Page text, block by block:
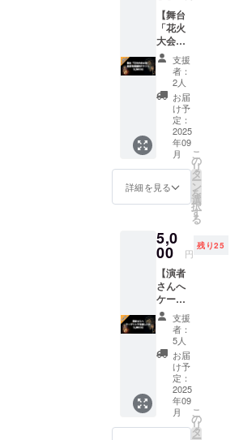
全ての
ご支援
者様に
メール
送信完
了後、
活動報
告でご
連絡い
たしま
す。 ※
キャリ
（@doc
omo.ne.
b.ne.jp
／
@softb
ank.ne.j
p 等）
をご登
録の場
合、
メール
が届か
ないこ
とがあ
りま
す。 →
Gmailや
セージ
をお願
いいた
しま
す。 応
援メッ
セージ
の宛先
は、ど
なたか
演者さ
ん個人
宛で
演者さ
ん全員
ちらで
も構い
ませ
ん。あ
なたの
応援
メッ
セージ
が演者
さんの
更なる
活力に
繋がり
ます。
そんな
尊いお
気持ち
に、深
く敬意
を表し
ます。
よろし
けれ
ば、こ
れから
舞台稽
古に励
む演者
ンク差
し入れ
として
の支援
をお願
いいた
しま
す。 ス
ポーツ
ドリン
クは運
営で用
意しま
すの
で、支
11月22
日(土)公
演で
す。お
間違い
の無い
ように
ご注意
くださ
い。 チ
ケット
を郵送
させて
いただ
きます
話番
号、
ドレ
ス、お
送り先
住所を
記載く
ださ
い。
キャリ
アメー
（@doc
omo.ne.
jp／
【舞台
「花火
大会の
夜」11
月23日
(日)公演
の最前
列確約
チケッ
ト】 舞
台「花
火大会
の夜」
の最前
列21席
ケット
です。
11月23
日(日)公
演で
す。お
間違い
の無い
ように
ご注意
くださ
い。 チ
ケット
を郵送
させて
いただ
支援
者：
2人
お届
け予
定：
2025
年09
月
詳細を見る
こ
の
リ
タ
ー
ン
を
選
択
す
る
5,0
00 円
残り25
【演者
さんへ
ケータ
リング
を差し
入れ】
舞台
「花火
大会の
夜」に
出演す
る宮崎
県の演
支援
者：
5人
お届
け予
定：
2025
年09
月
こ
の
リ
タ